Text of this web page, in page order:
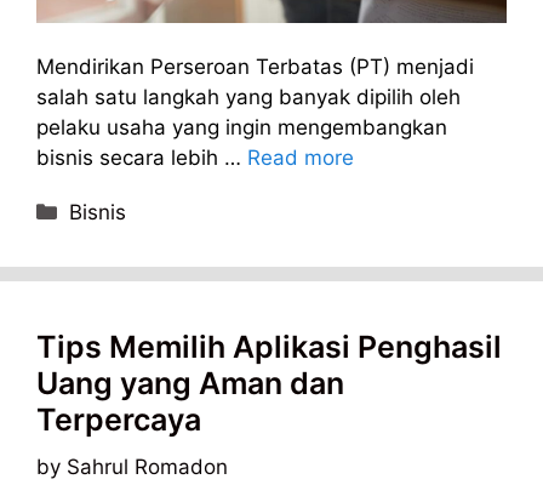
Mendirikan Perseroan Terbatas (PT) menjadi
salah satu langkah yang banyak dipilih oleh
pelaku usaha yang ingin mengembangkan
bisnis secara lebih … Read more
Categories
Bisnis
Tips Memilih Aplikasi Penghasil
Uang yang Aman dan
Terpercaya
by Sahrul Romadon